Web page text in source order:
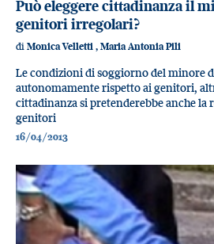
Può eleggere cittadinanza il
genitori irregolari?
di Monica Velletti , Maria Antonia Pili
Le condizioni di soggiorno del minore
autonomamente rispetto ai genitori,
cittadinanza si pretenderebbe anche la
genitori
16/04/2013